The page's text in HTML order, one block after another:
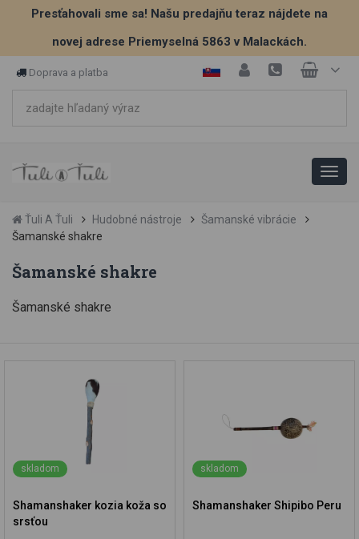
Presťahovali sme sa! Našu predajňu teraz nájdete na
novej adrese Priemyselná 5863 v Malackách.
Doprava a platba
Ťuli A Ťuli Hudobné nástroje
Šamanské vibrácie
Šamanské shakre
Šamanské shakre
Šamanské shakre
skladom
Shamanshaker kozia koža so
srsťou
skladom
Shamanshaker Shipibo Peru